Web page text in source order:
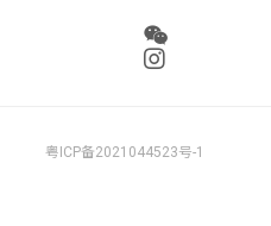
粤ICP备2021044523号-1